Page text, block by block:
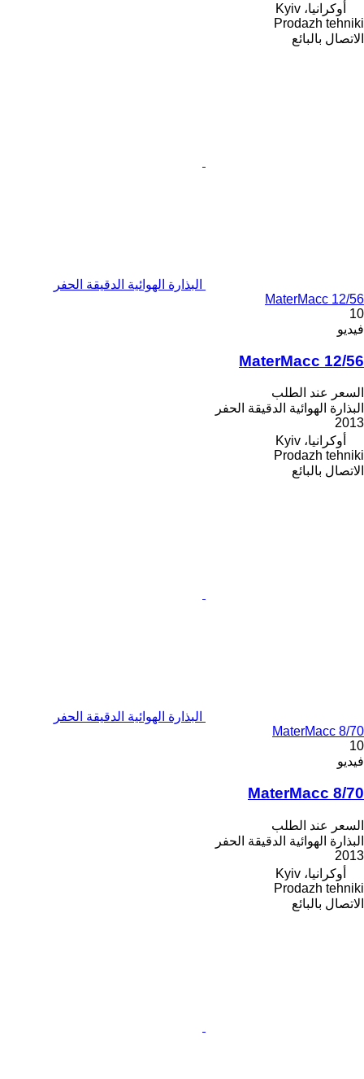
أوكرانيا، Kyiv
Prodazh tehniki
الاتصال بالبائع
البذارة الهوائية الدقيقة الحفر
MaterMacc 12/56
10
فيديو
MaterMacc 12/56
السعر عند الطلب
البذارة الهوائية الدقيقة الحفر
2013
أوكرانيا، Kyiv
Prodazh tehniki
الاتصال بالبائع
البذارة الهوائية الدقيقة الحفر
MaterMacc 8/70
10
فيديو
MaterMacc 8/70
السعر عند الطلب
البذارة الهوائية الدقيقة الحفر
2013
أوكرانيا، Kyiv
Prodazh tehniki
الاتصال بالبائع